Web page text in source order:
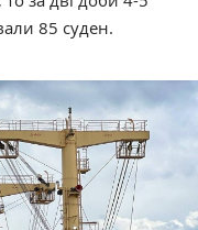
85 суден.